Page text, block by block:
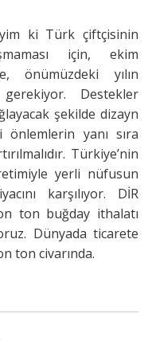
ki Türk çiftçisinin
için, ekim
önümüzdeki yılın
Destekler
şekilde dizayn
önlemlerin yanı sıra
Türkiye’nin
yerli nüfusun
karşılıyor. DİR
ton buğday ithalatı
Dünyada ticarete
ton civarında.